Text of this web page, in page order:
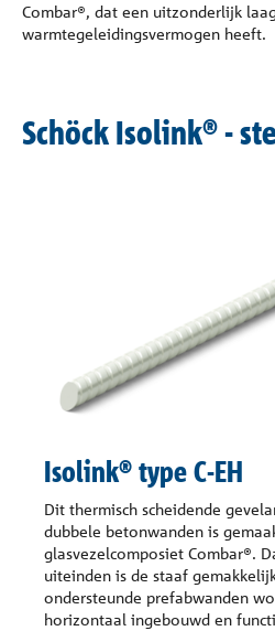
Combar®, dat een uitzonderlijk
warmtegeleidingsvermogen heeft.
Schöck Isolink® -
Isolink® type C-EH
Dit thermisch scheidende
dubbele betonwanden is
glasvezelcomposiet Combar®.
uiteinden is de staaf
ondersteunde prefabwanden
horizontaal ingebouwd en